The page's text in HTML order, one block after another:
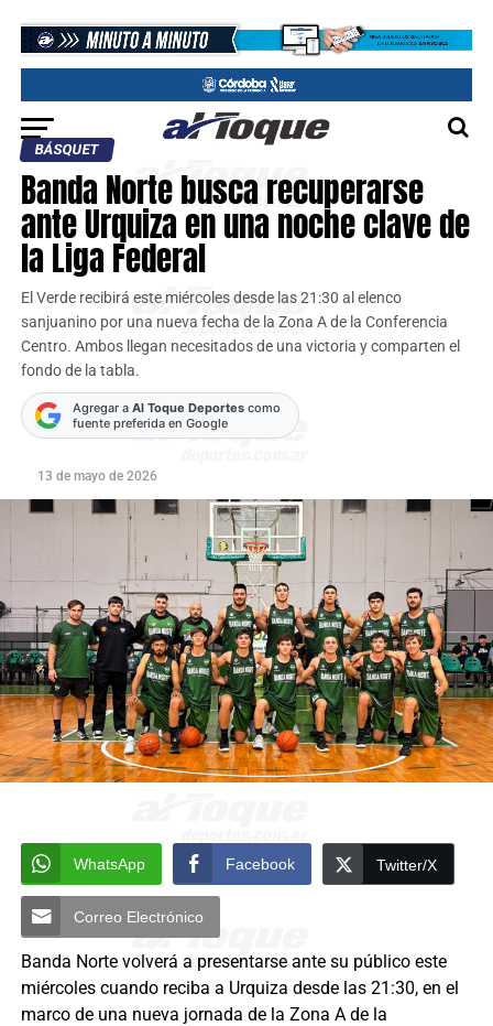
BÁSQUET
Banda Norte busca recuperarse
ante Urquiza en una noche clave de
la Liga Federal
El Verde recibirá este miércoles desde las 21:30 al elenco
sanjuanino por una nueva fecha de la Zona A de la Conferencia
Centro. Ambos llegan necesitados de una victoria y comparten el
fondo de la tabla.
Agregar a Al Toque Deportescomo
fuente preferida en Google
13 de mayo de 2026
WhatsApp Facebook Twitter/X
Correo Electrónico
Banda Norte volverá a presentarse ante su público este
miércoles cuando reciba a Urquiza desde las 21:30, en el
marco de una nueva jornada de la Zona A de la